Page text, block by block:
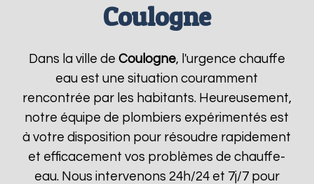
Coulogne
Dans la ville de Coulogne, l'urgence chauffe
eau est une situation couramment
rencontrée par les habitants. Heureusement,
notre équipe de plombiers expérimentés est
à votre disposition pour résoudre rapidement
et efficacement vos problèmes de chauffe-
eau. Nous intervenons 24h/24 et 7j/7 pour